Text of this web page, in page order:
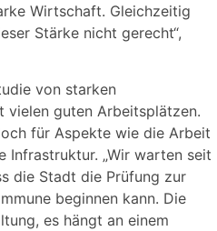
Wirtschaft. Gleichzeitig
Stärke nicht gerecht“,
von starken
vielen guten Arbeitsplätzen.
für Aspekte wie die Arbeit
Infrastruktur. „Wir warten seit
die Stadt die Prüfung zur
beginnen kann. Die
es hängt an einem